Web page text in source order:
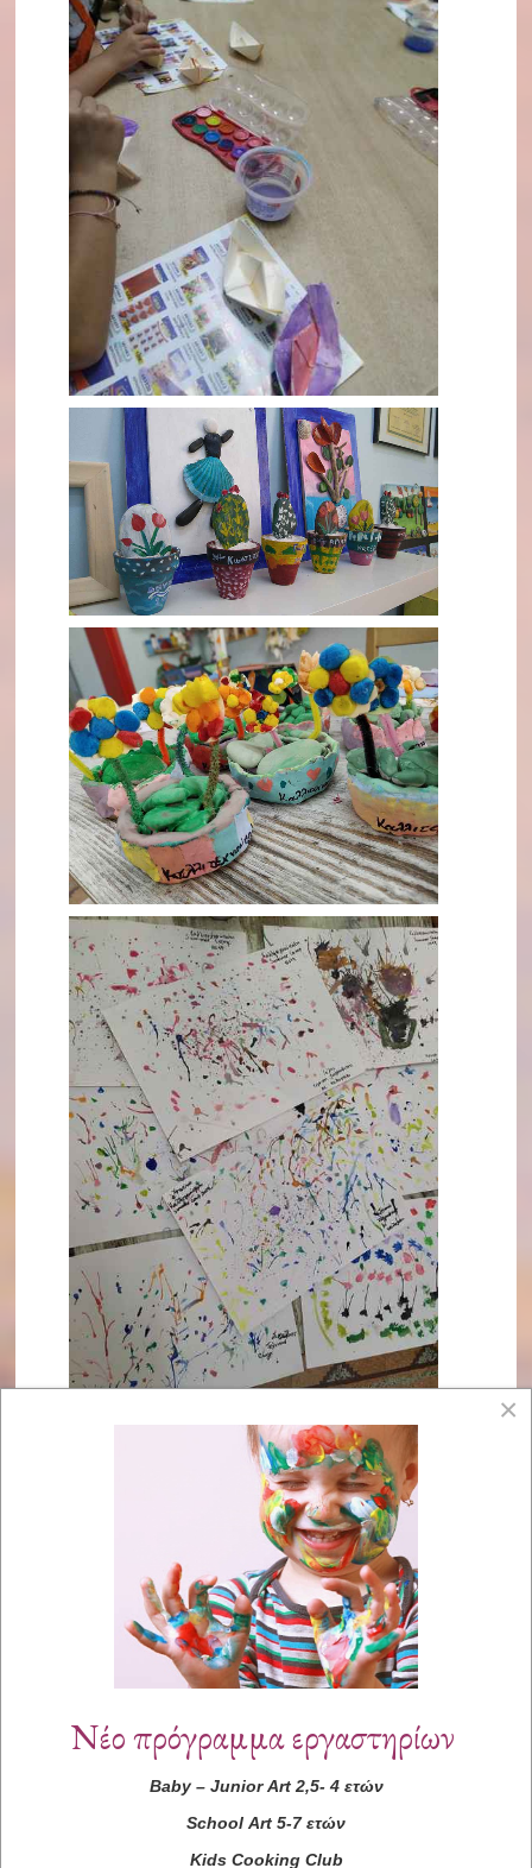
×
Νέο πρόγραμμα εργαστηρίων
Baby– Junior Art2,5- 4 ετών
School Art 5-7 ετών
Kids Cooking Club